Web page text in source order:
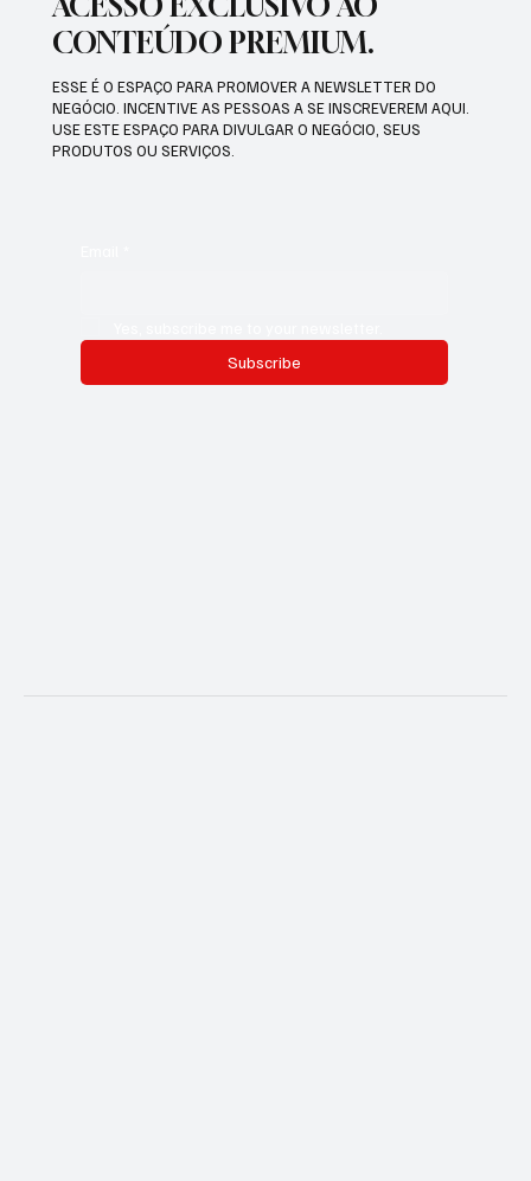
CONTEÚDO PREMIUM.
ESSE É O ESPAÇO PARA PROMOVER A NEWSLETTER DO
NEGÓCIO. INCENTIVE AS PESSOAS A SE INSCREVEREM AQUI.
USE ESTE ESPAÇO PARA DIVULGAR O NEGÓCIO, SEUS
PRODUTOS OU SERVIÇOS.
Subscribe